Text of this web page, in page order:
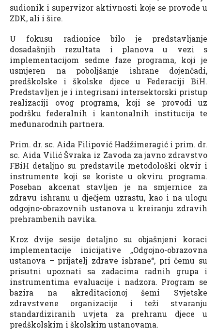
sudionik i supervizor aktivnosti koje se provode u
ZDK, ali i šire.
U fokusu radionice bilo je predstavljanje
dosadašnjih rezultata i planova u vezi s
implementacijom sedme faze programa, koji je
usmjeren na poboljšanje ishrane dojenčadi,
predškolske i školske djece u Federaciji BiH.
Predstavljen je i integrisani intersektorski pristup
realizaciji ovog programa, koji se provodi uz
podršku federalnih i kantonalnih institucija te
međunarodnih partnera.
Prim. dr. sc. Aida Filipović Hadžimeragić i prim. dr.
sc. Aida Vilić Švraka iz Zavoda za javno zdravstvo
FBiH detaljno su predstavile metodološki okvir i
instrumente koji se koriste u okviru programa.
Poseban akcenat stavljen je na smjernice za
zdravu ishranu u dječjem uzrastu, kao i na ulogu
odgojno-obrazovnih ustanova u kreiranju zdravih
prehrambenih navika.
Kroz dvije sesije detaljno su objašnjeni koraci
implementacije inicijative „Odgojno-obrazovna
ustanova – prijatelj zdrave ishrane“, pri čemu su
prisutni upoznati sa zadacima radnih grupa i
instrumentima evaluacije i nadzora. Program se
bazira na akreditacionoj šemi Svjetske
zdravstvene organizacije i teži stvaranju
standardiziranih uvjeta za prehranu djece u
predškolskim i školskim ustanovama.